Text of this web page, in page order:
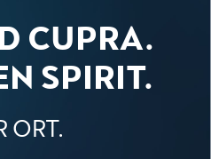
CUPRA.
SPIRIT.
ORT.